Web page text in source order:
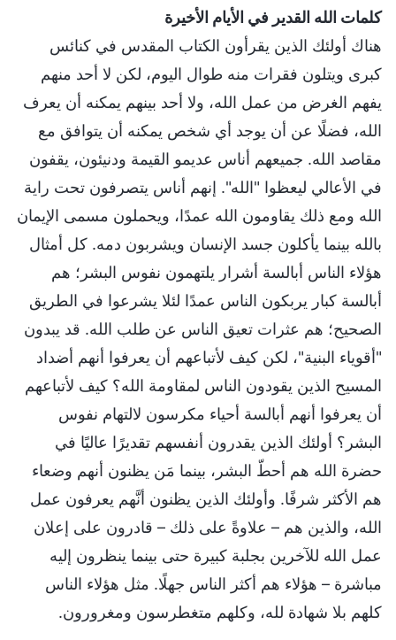
كلمات الله القدير في الأيام الأخيرة
هناك أولئك الذين يقرأون الكتاب المقدس في كنائس
كبرى ويتلون فقرات منه طوال اليوم، لكن لا أحد منهم
يفهم الغرض من عمل الله، ولا أحد بينهم يمكنه أن يعرف
الله، فضلًا عن أن يوجد أي شخص يمكنه أن يتوافق مع
مقاصد الله. جميعهم أناس عديمو القيمة ودنيئون، يقفون
في الأعالي ليعظوا "الله". إنهم أناس يتصرفون تحت راية
الله ومع ذلك يقاومون الله عمدًا، ويحملون مسمى الإيمان
بالله بينما يأكلون جسد الإنسان ويشربون دمه. كل أمثال
هؤلاء الناس أبالسة أشرار يلتهمون نفوس البشر؛ هم
أبالسة كبار يربكون الناس عمدًا لئلا يشرعوا في الطريق
الصحيح؛ هم عثرات تعيق الناس عن طلب الله. قد يبدون
"أقوياء البنية"، لكن كيف لأتباعهم أن يعرفوا أنهم أضداد
المسيح الذين يقودون الناس لمقاومة الله؟ كيف لأتباعهم
أن يعرفوا أنهم أبالسة أحياء مكرسون لالتهام نفوس
البشر؟ أولئك الذين يقدرون أنفسهم تقديرًا عاليًا في
حضرة الله هم أحطّ البشر، بينما مَن يظنون أنهم وضعاء
هم الأكثر شرفًا. وأولئك الذين يظنون أنَّهم يعرفون عمل
الله، والذين هم – علاوةً على ذلك – قادرون على إعلان
عمل الله للآخرين بجلبة كبيرة حتى بينما ينظرون إليه
مباشرة – هؤلاء هم أكثر الناس جهلًا. مثل هؤلاء الناس
كلهم بلا شهادة لله، وكلهم متغطرسون ومغرورون.